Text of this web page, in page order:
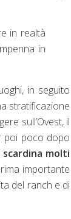
in realtà
in
in seguito
stratificazione
sull’Ovest, il
poi poco dopo
scardina molti
importante
del ranch e di